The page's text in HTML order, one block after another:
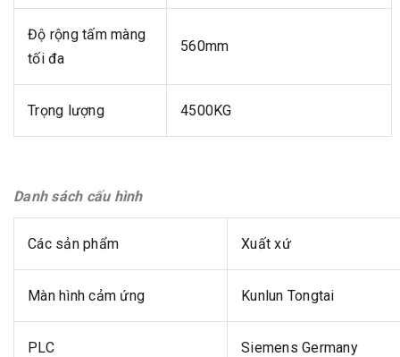
Độ rộng tấm màng
tối đa
560mm
Trọng lượng 4500KG
Danh sách cấu hình
Các sản phẩm Xuất xứ
Màn hình cảm ứng Kunlun Tongtai
PLC Siemens Germany